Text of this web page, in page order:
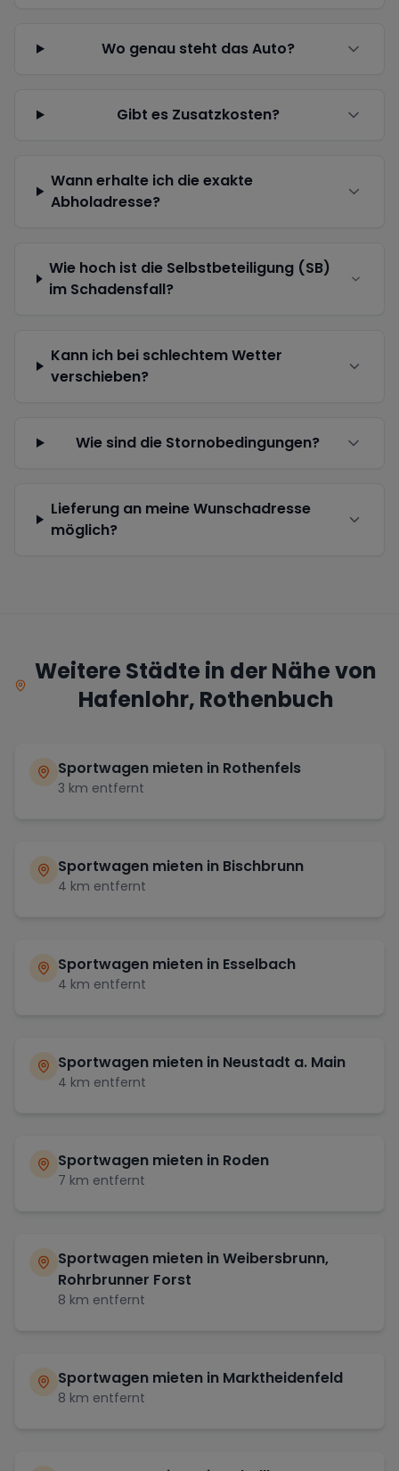
Wo genau steht das Auto?
Gibt es Zusatzkosten?
Wann erhalte ich die exakte
Abholadresse?
Wie hoch ist die Selbstbeteiligung (SB)
im Schadensfall?
Kann ich bei schlechtem Wetter
verschieben?
Wie sind die Stornobedingungen?
Lieferung an meine Wunschadresse
möglich?
Weitere Städte in der Nähe von
Hafenlohr, Rothenbuch
Sportwagen mieten in Rothenfels
3 km entfernt
Sportwagen mieten in Bischbrunn
4 km entfernt
Sportwagen mieten in Esselbach
4 km entfernt
Sportwagen mieten in Neustadt a. Main
4 km entfernt
Sportwagen mieten in Roden
7 km entfernt
Sportwagen mieten inWeibersbrunn,
Rohrbrunner Forst
8 km entfernt
Sportwagen mieten in Marktheidenfeld
8 km entfernt